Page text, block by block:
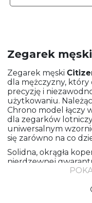
Zegarek
Zegarek męski
dla mężczyzny,
precyzję i
użytkowaniu.
Chrono model łączy
dla zegarków
uniwersalnym
się zarówno na co
Solidna, okrągła
nierdzewnej
uderzenia i zapewnia
tworzą spójną,